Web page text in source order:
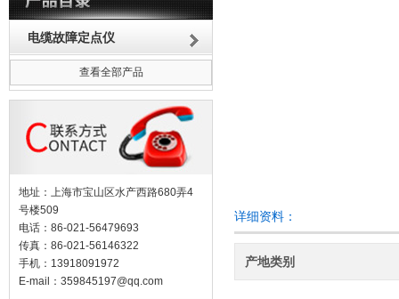
电缆故障定点仪
查看全部产品
地址：上海市宝山区水产西路680弄4
号楼509
电话：86-021-56479693
传真：86-021-56146322
手机：13918091972
E-mail： 359845197@qq.com
详细资料：
产地类别